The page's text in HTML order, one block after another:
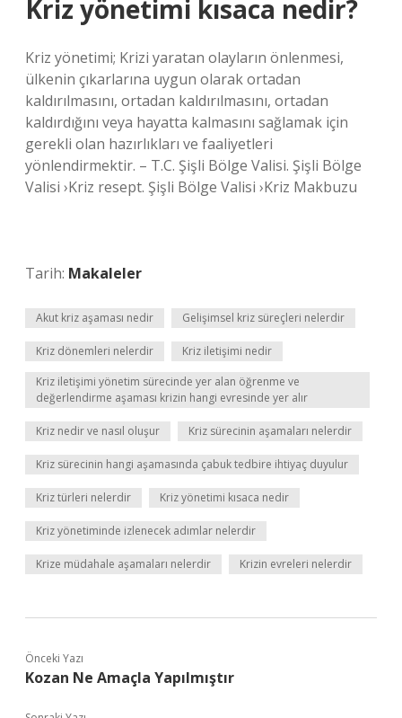
Kriz yönetimi kısaca nedir?
Kriz yönetimi; Krizi yaratan olayların önlenmesi,
ülkenin çıkarlarına uygun olarak ortadan
kaldırılmasını, ortadan kaldırılmasını, ortadan
kaldırdığını veya hayatta kalmasını sağlamak için
gerekli olan hazırlıkları ve faaliyetleri
yönlendirmektir. – T.C. Şişli Bölge Valisi. Şişli Bölge
Valisi ›Kriz resept. Şişli Bölge Valisi ›Kriz Makbuzu
Tarih: Makaleler
Akut kriz aşaması nedir Gelişimsel kriz süreçleri nelerdir
Kriz dönemleri nelerdir
Kriz iletişimi nedir
Kriz iletişimi yönetim sürecinde yer alan öğrenme ve
değerlendirme aşaması krizin hangi evresinde yer alır
Kriz nedir ve nasıl oluşur Kriz sürecinin aşamaları nelerdir
Kriz sürecinin hangi aşamasında çabuk tedbire ihtiyaç duyulur
Kriz türleri nelerdir Kriz yönetimi kısaca nedir
Kriz yönetiminde izlenecek adımlar nelerdir
Krize müdahale aşamaları nelerdir Krizin evreleri nelerdir
Önceki Yazı
Kozan Ne Amaçla Yapılmıştır